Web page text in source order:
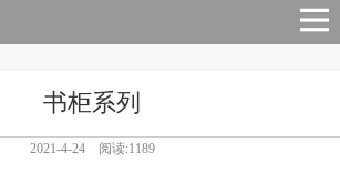
书柜系列
2021-4-24 阅读:1189